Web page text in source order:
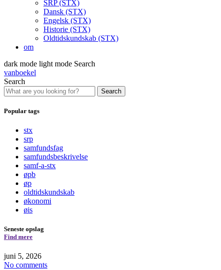
SRP (STX)
Dansk (STX)
Engelsk (STX)
Historie (STX)
Oldtidskundskab (STX)
om
dark mode light mode Search
vanboekel
Search
Search
Popular tags
stx
srp
samfundsfag
samfundsbeskrivelse
samf-a-stx
øpb
øp
oldtidskundskab
økonomi
øis
Seneste opslag
Find mere
juni 5, 2026
No comments